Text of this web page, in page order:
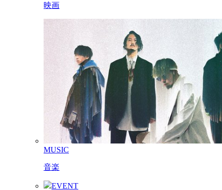
映画
MUSIC
音楽
EVENT